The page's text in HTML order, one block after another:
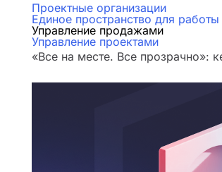
Проектные организации
Единое пространство для работы
Управление продажами
Управление проектами
«Все на месте. Все прозрачно»: